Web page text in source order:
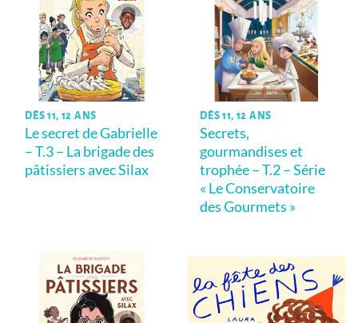
DÈS 11, 12 ANS
Le secret de Gabrielle
– T.3 – La brigade des
pâtissiers avec Silax
DÈS 11, 12 ANS
Secrets,
gourmandises et
trophée – T.2 – Série
« Le Conservatoire
des Gourmets »